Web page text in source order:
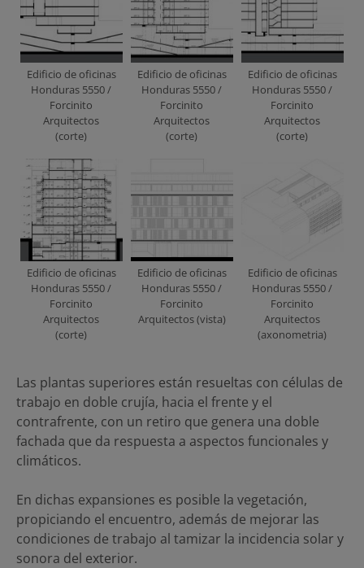
Edificio de oficinas
Honduras 5550 /
Forcinito
Arquitectos
(corte)
Edificio de oficinas
Honduras 5550 /
Forcinito
Arquitectos
(corte)
Edificio de oficinas
Honduras 5550 /
Forcinito
Arquitectos
(corte)
Edificio de oficinas
Honduras 5550 /
Forcinito
Arquitectos
(corte)
Edificio de oficinas
Honduras 5550 /
Forcinito
Arquitectos (vista)
Edificio de oficinas
Honduras 5550 /
Forcinito
Arquitectos
(axonometria)
Las plantas superiores están resueltas con células de
trabajo en doble crujía, hacia el frente y el
contrafrente, con un retiro que genera una doble
fachada que da respuesta a aspectos funcionales y
climáticos.
En dichas expansiones es posible la vegetación,
propiciando el encuentro, además de mejorar las
condiciones de trabajo al tamizar la incidencia solar y
sonora del exterior.